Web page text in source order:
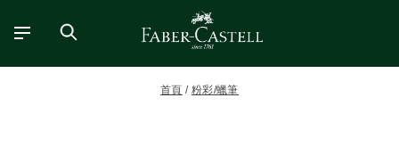
首頁 粉彩/蠟筆